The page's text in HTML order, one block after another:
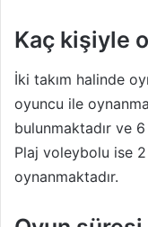
Kaç kişiyle
İki takım halinde
oyuncu ile
bulunmaktadır ve
Plaj voleybolu ise
oynanmaktadır.